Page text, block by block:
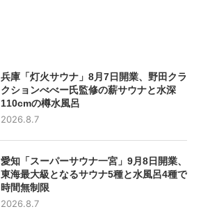
兵庫「灯火サウナ」8月7日開業、野田クラ
クションべべー氏監修の薪サウナと水深
110cmの樽水風呂
2026.8.7
愛知「スーパーサウナ一宮」9月8日開業、
東海最大級となるサウナ5種と水風呂4種で
時間無制限
2026.8.7